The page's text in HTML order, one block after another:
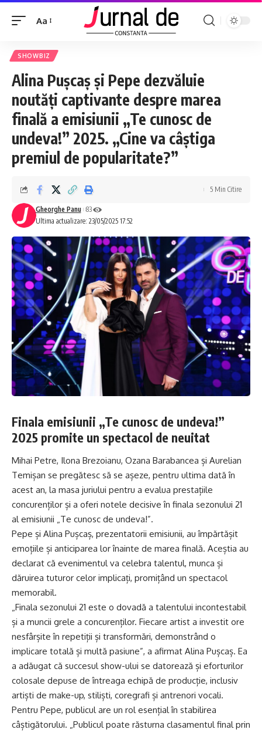
Aa
SHOWBIZ
Alina Pușcaș și Pepe dezvăluie
noutăți captivante despre marea
finală a emisiunii „Te cunosc de
undeva!” 2025. „Cine va câștiga
premiul de popularitate?”
Ultima actualizare: 23/05/2025 17:52
Gheorghe Panu 83
5 Min Citire
Finala emisiunii „Te cunosc de undeva!”
2025 promite un spectacol de neuitat
Mihai Petre, Ilona Brezoianu, Ozana Barabancea și Aurelian
Temișan se pregătesc să se așeze, pentru ultima dată în
acest an, la masa juriului pentru a evalua prestațiile
concurenților și a oferi notele decisive în finala sezonului 21
al emisiunii „Te cunosc de undeva!”.
Pepe și Alina Pușcaș, prezentatorii emisiunii, au împărtășit
emoțiile și anticiparea lor înainte de marea finală. Aceștia au
declarat că evenimentul va celebra talentul, munca și
dăruirea tuturor celor implicați, promițând un spectacol
memorabil.
„Finala sezonului 21 este o dovadă a talentului incontestabil
și a muncii grele a concurenților. Fiecare artist a investit ore
nesfârșite în repetiții și transformări, demonstrând o
implicare totală și multă pasiune”, a afirmat Alina Pușcaș. Ea
a adăugat că succesul show-ului se datorează și eforturilor
colosale depuse de întreaga echipă de producție, inclusiv
artiști de make-up, stiliști, coregrafi și antrenori vocali.
Pentru Pepe, publicul are un rol esențial în stabilirea
câștigătorului. „Publicul poate răsturna clasamentul final prin